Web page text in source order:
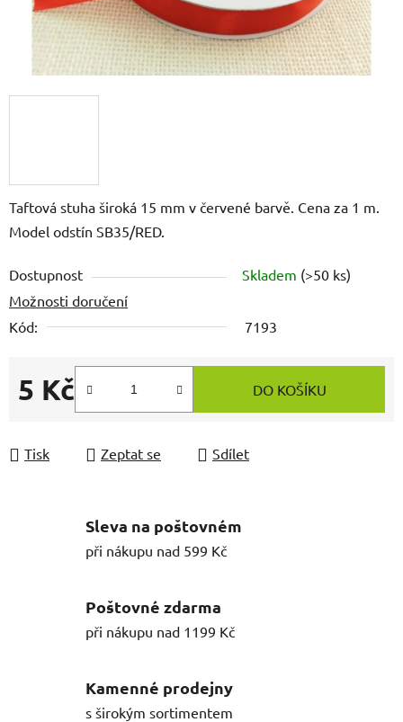
Taftová stuha široká 15 mm v červené barvě. Cena za 1 m.
Model odstín SB35/RED.
Dostupnost Skladem (>50 ks)
Možnosti doručení
Kód:
7193
5 Kč
Měrná cena:
DO KOŠÍKU
Tisk Zeptat se Sdílet
Sleva na poštovném
při nákupu nad 599 Kč
Poštovné zdarma
při nákupu nad 1199 Kč
Kamenné prodejny
s širokým sortimentem